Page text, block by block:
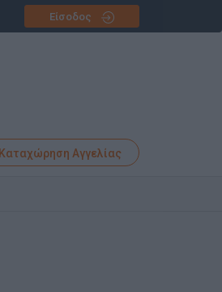
Είσοδος
Καταχώρηση Αγγελίας